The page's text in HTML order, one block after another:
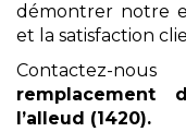
démontrer notre
et la satisfaction
Contactez-
remplacement
l’alleud (1420).